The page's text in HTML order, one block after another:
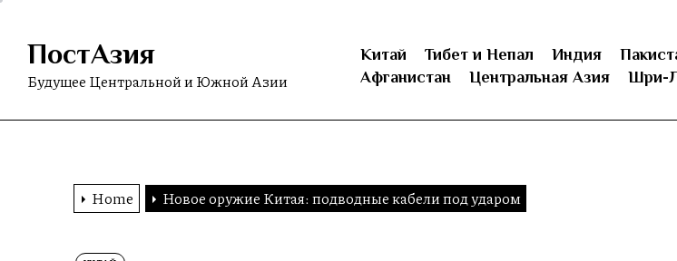
Skip
content
ПостАзия
Будущее Центральной и Южной Азии
Китай Тибет и Непал Индия
Афганистан
Центральная Азия Шри-
Home Новое оружие Китая: подводные кабели под ударом